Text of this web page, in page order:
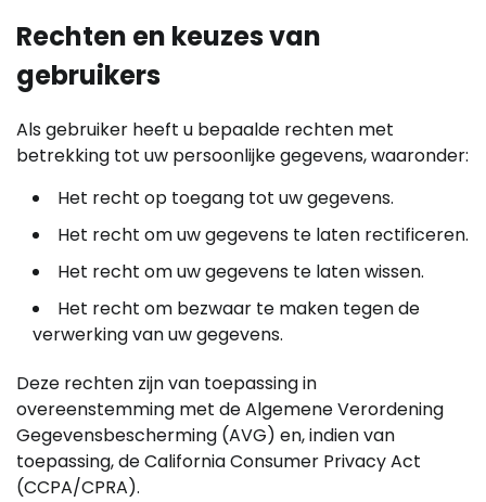
Rechten en keuzes van
gebruikers
Als gebruiker heeft u bepaalde rechten met
betrekking tot uw persoonlijke gegevens, waaronder:
Het recht op toegang tot uw gegevens.
Het recht om uw gegevens te laten rectificeren.
Het recht om uw gegevens te laten wissen.
Het recht om bezwaar te maken tegen de
verwerking van uw gegevens.
Deze rechten zijn van toepassing in
overeenstemming met de Algemene Verordening
Gegevensbescherming (AVG) en, indien van
toepassing, de California Consumer Privacy Act
(CCPA/CPRA).